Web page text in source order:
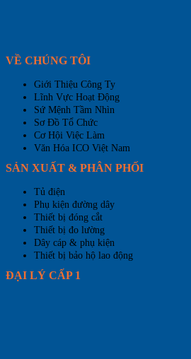
VỀ CHÚNG TÔI
Giới Thiệu Công Ty
Lĩnh Vực Hoạt Động
Sứ Mệnh Tầm Nhìn
Sơ Đồ Tổ Chức
Cơ Hội Việc Làm
Văn Hóa ICO Việt Nam
SẢN XUẤT & PHÂN PHỐI
Tủ điện
Phụ kiện đường dây
Thiết bị đóng cắt
Thiết bị đo lường
Dây cáp & phụ kiện
Thiết bị bảo hộ lao động
ĐẠI LÝ CẤP 1